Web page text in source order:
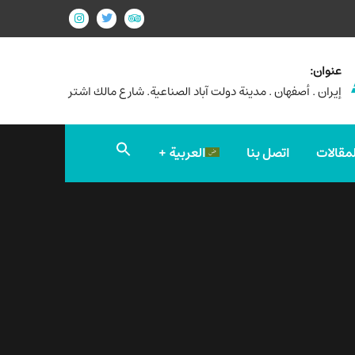
عنوان:
إيران . أصفهان . مدينة دولت آباد الصناعية. شارع مالك اشتر
اتصل بنا العربية Search
for: